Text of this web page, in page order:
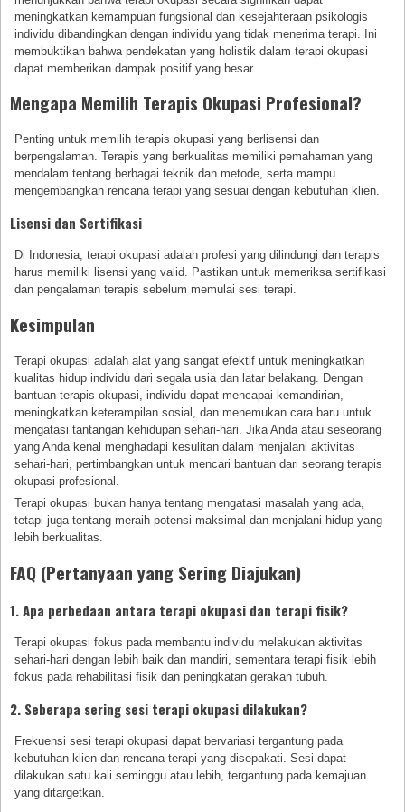
meningkatkan kemampuan fungsional dan kesejahteraan psikologis
individu dibandingkan dengan individu yang tidak menerima terapi. Ini
membuktikan bahwa pendekatan yang holistik dalam terapi okupasi
dapat memberikan dampak positif yang besar.
Mengapa Memilih Terapis Okupasi Profesional?
Penting untuk memilih terapis okupasi yang berlisensi dan
berpengalaman. Terapis yang berkualitas memiliki pemahaman yang
mendalam tentang berbagai teknik dan metode, serta mampu
mengembangkan rencana terapi yang sesuai dengan kebutuhan klien.
Lisensi dan Sertifikasi
Di Indonesia, terapi okupasi adalah profesi yang dilindungi dan terapis
harus memiliki lisensi yang valid. Pastikan untuk memeriksa sertifikasi
dan pengalaman terapis sebelum memulai sesi terapi.
Kesimpulan
Terapi okupasi adalah alat yang sangat efektif untuk meningkatkan
kualitas hidup individu dari segala usia dan latar belakang. Dengan
bantuan terapis okupasi, individu dapat mencapai kemandirian,
meningkatkan keterampilan sosial, dan menemukan cara baru untuk
mengatasi tantangan kehidupan sehari-hari. Jika Anda atau seseorang
yang Anda kenal menghadapi kesulitan dalam menjalani aktivitas
sehari-hari, pertimbangkan untuk mencari bantuan dari seorang terapis
okupasi profesional.
Terapi okupasi bukan hanya tentang mengatasi masalah yang ada,
tetapi juga tentang meraih potensi maksimal dan menjalani hidup yang
lebih berkualitas.
FAQ (Pertanyaan yang Sering Diajukan)
1. Apa perbedaan antara terapi okupasi dan terapi fisik?
Terapi okupasi fokus pada membantu individu melakukan aktivitas
sehari-hari dengan lebih baik dan mandiri, sementara terapi fisik lebih
fokus pada rehabilitasi fisik dan peningkatan gerakan tubuh.
2. Seberapa sering sesi terapi okupasi dilakukan?
Frekuensi sesi terapi okupasi dapat bervariasi tergantung pada
kebutuhan klien dan rencana terapi yang disepakati. Sesi dapat
dilakukan satu kali seminggu atau lebih, tergantung pada kemajuan
yang ditargetkan.